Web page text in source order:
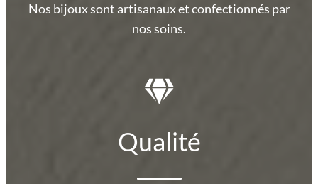
Nos bijoux sont artisanaux et confectionnés par
nos soins.
Qualité